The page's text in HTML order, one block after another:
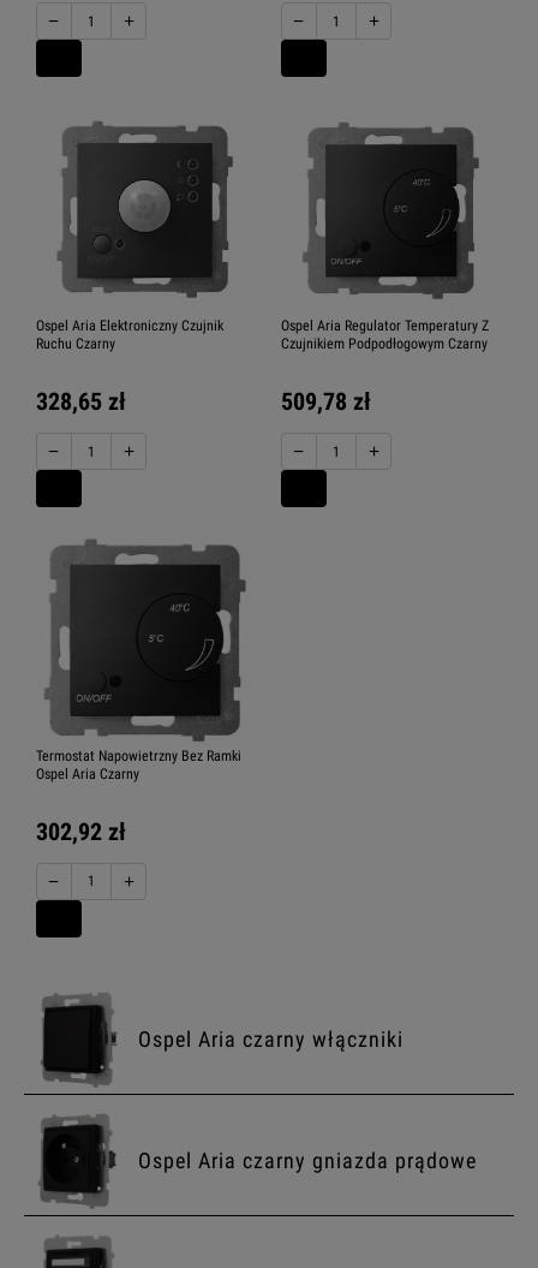
− + − +
Ospel Aria Elektroniczny Czujnik
Ruchu Czarny
328,65 zł
− +
Ospel Aria Regulator Temperatury Z
Czujnikiem Podpodłogowym Czarny
509,78 zł
− +
Termostat Napowietrzny Bez Ramki
Ospel Aria Czarny
302,92 zł
− +
Ospel Aria czarny włączniki
Ospel Aria czarny gniazda prądowe